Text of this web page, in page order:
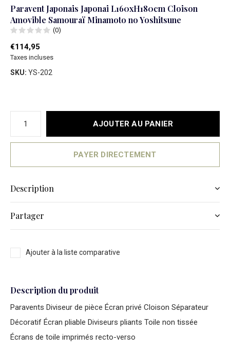
Paravent Japonais Japonai L160xH180cm Cloison
Amovible Samouraï Minamoto no Yoshitsune
(0)
€114,95
Taxes incluses
SKU: YS-202
AJOUTER AU PANIER
PAYER DIRECTEMENT
Description
Partager
Ajouter à la liste comparative
Description du produit
Paravents Diviseur de pièce Écran privé Cloison Séparateur
Décoratif Écran pliable Diviseurs pliants Toile non tissée
Écrans de toile imprimés recto-verso